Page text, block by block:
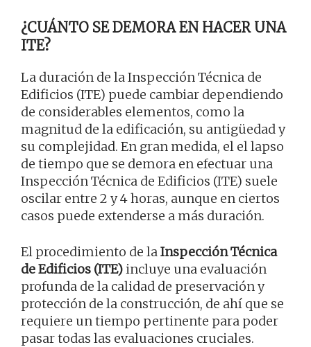
¿CUÁNTO SE DEMORA EN HACER UNA
ITE?
La duración de la Inspección Técnica de
Edificios (ITE) puede cambiar dependiendo
de considerables elementos, como la
magnitud de la edificación, su antigüedad y
su complejidad. En gran medida, el el lapso
de tiempo que se demora en efectuar una
Inspección Técnica de Edificios (ITE) suele
oscilar entre 2 y 4 horas, aunque en ciertos
casos puede extenderse a más duración.
El procedimiento de la Inspección Técnica
de Edificios (ITE) incluye una evaluación
profunda de la calidad de preservación y
protección de la construcción, de ahí que se
requiere un tiempo pertinente para poder
pasar todas las evaluaciones cruciales.